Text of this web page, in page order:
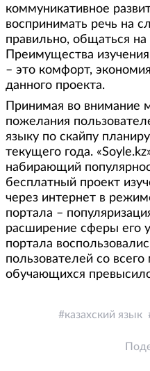
коммуникативное
воспринимать речь на
правильно, общаться
Преимущества изучения
– это комфорт,
данного проекта.
Принимая во внимание
пожелания
языку по скайпу
текущего года.
набирающий
бесплатный проект
через интернет в
портала –
расширение сферы его
портала
пользователей со
обучающихся
казахский язык